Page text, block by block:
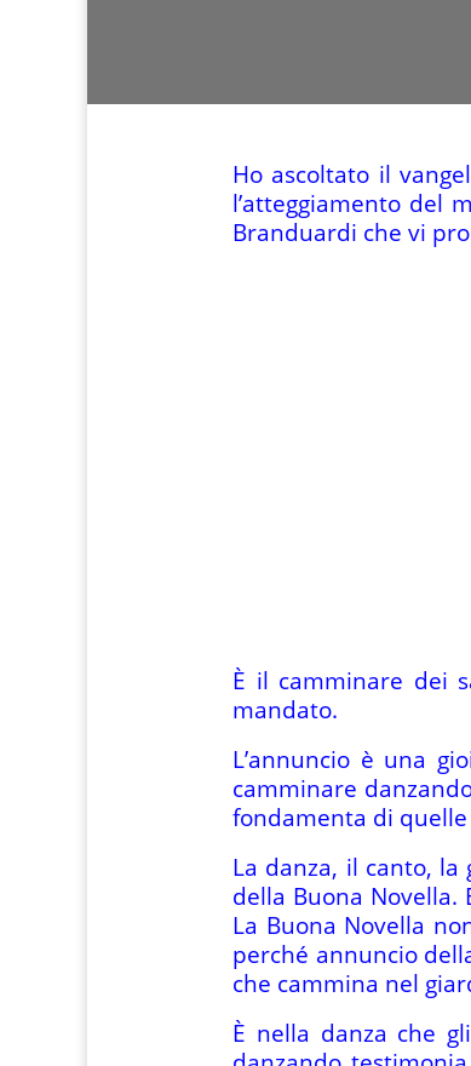
Ho ascoltato il
l’atteggiamento del
Branduardi che vi
È il camminare dei
mandato.
L’annuncio è una
camminare
fondamenta di
La danza, il canto,
della Buona
La Buona Novella
perché annuncio
che cammina nel
È nella danza che